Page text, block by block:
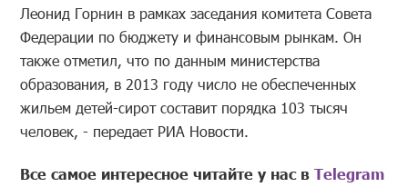
Леонид Горнин в рамках заседания комитета Совета
Федерации по бюджету и финансовым рынкам. Он
также отметил, что по данным министерства
образования, в 2013 году число не обеспеченных
жильем детей-сирот составит порядка 103 тысяч
человек, - передает РИА Новости.
Все самое интересное читайте у нас вTelegram